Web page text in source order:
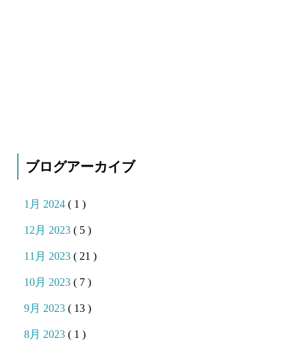
ブログアーカイブ
1月 2024( 1 )
12月 2023( 5 )
11月 2023( 21 )
10月 2023( 7 )
9月 2023( 13 )
8月 2023( 1 )